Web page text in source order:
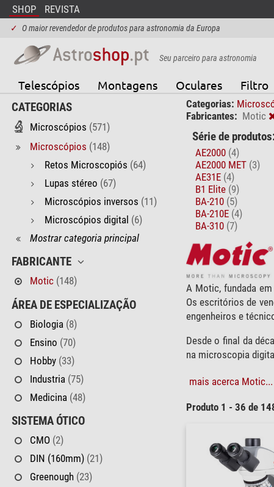
SHOP REVISTA
✓ O maior revendedor de produtos para astronomia da Europa
Seu parceiro para astronomia
Telescópios Montagens Oculares Filtro
CATEGORIAS
Microscópios (571)
Microscópios (148)
Retos Microscopiós (64)
Lupas stéreo (67)
Microscópios inversos (11)
Microscópios digital (6)
Mostrar categoria principal
FABRICANTE
Motic (148)
ÁREA DE ESPECIALIZAÇÃO
Biologia (8)
Ensino (70)
Hobby (33)
Industria (75)
Medicina (48)
SISTEMA ÓTICO
CMO (2)
DIN (160mm) (21)
Greenough (23)
Categorias:
Fabricantes: Motic
Série de
AE2000 (4)
AE2000 MET (3)
AE31E (4)
B1 Elite (9)
BA-210 (5)
BA-210E (4)
BA-310 (7)
A Motic, fundada
Os escritórios de
engenheiros e
Desde o final da
na microscopia
mais acerca Motic...
Produto 1 - 36 de